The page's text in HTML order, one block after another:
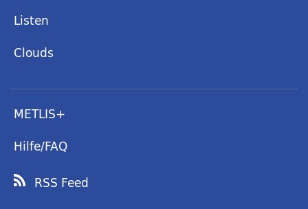
Listen
Clouds
METLIS+
Hilfe/FAQ
RSS Feed